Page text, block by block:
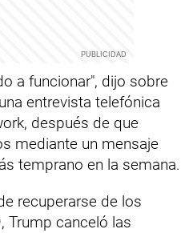
a funcionar", dijo sobre
entrevista telefónica
después de que
mediante un mensaje
temprano en la semana.
recuperarse de los
Trump canceló las